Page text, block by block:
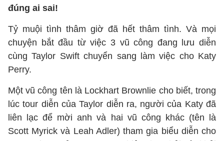
đúng ai sai!
Tỷ muội tình thâm giờ đã hết thâm tình. Và mọi
chuyện bắt đầu từ việc 3 vũ công đang lưu diễn
cùng Taylor Swift chuyển sang làm việc cho Katy
Perry.
Một vũ công tên là Lockhart Brownlie cho biết, trong
lúc tour diễn của Taylor diễn ra, người của Katy đã
liên lạc để mời anh và hai vũ công khác (tên là
Scott Myrick và Leah Adler) tham gia biểu diễn cho